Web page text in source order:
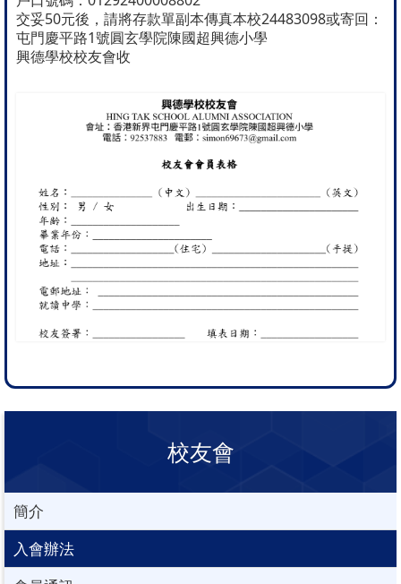
交妥50元後，請將存款單副本傳真本校24483098或寄回：
屯門慶平路1號圓玄學院陳國超興德小學
興德學校校友會收
校友會
簡介
入會辦法